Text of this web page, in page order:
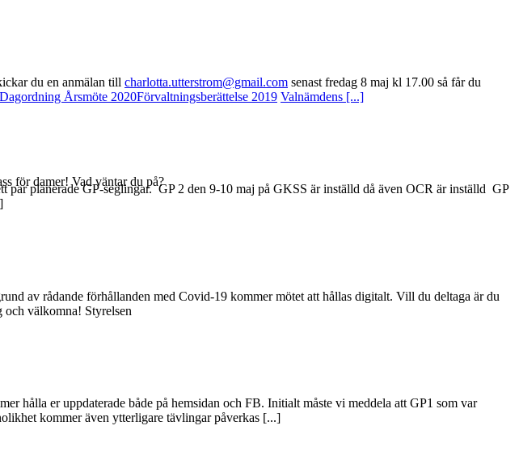
för damer! Vad väntar du på?
du en anmälan till charlotta.utterstrom@gmail.com senast fredag 8 maj kl 17.00 så får du
Dagordning Årsmöte 2020Förvaltningsberättelse 2019 Valnämdens [...]
planerade GP-seglingar. GP 2 den 9-10 maj på GKSS är inställd då även OCR är inställd GP
av rådande förhållanden med Covid-19 kommer mötet att hållas digitalt. Vill du deltaga är du
och välkomna! Styrelsen
hålla er uppdaterade både på hemsidan och FB. Initialt måste vi meddela att GP1 som var
kommer även ytterligare tävlingar påverkas [...]